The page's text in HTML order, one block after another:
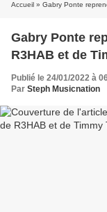
Accueil » Gabry Ponte
Gabry Ponte
R3HAB et de
Publié le 24/01/2022 à
Par Steph Musicnation